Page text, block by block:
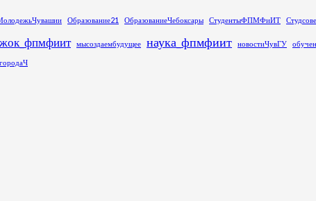
Образование21 ОбразованиеЧебоксары СтудентыФПМФиИТ
мысоздаембудущее наука_фпмфиит новостиЧувГУ